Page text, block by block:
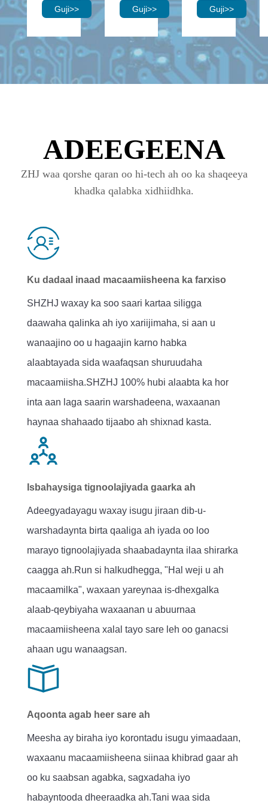
Guji>> Guji>> Guji>>
ADEEGEENA
ZHJ waa qorshe qaran oo hi-tech ah oo ka shaqeeya
khadka qalabka xidhiidhka.
Ku dadaal inaad macaamiisheena ka farxiso
SHZHJ waxay ka soo saari kartaa siligga
daawaha qalinka ah iyo xariijimaha, si aan u
wanaajino oo u hagaajin karno habka
alaabtayada sida waafaqsan shuruudaha
macaamiisha.SHZHJ 100% hubi alaabta ka hor
inta aan laga saarin warshadeena, waxaanan
haynaa shahaado tijaabo ah shixnad kasta.
Isbahaysiga tignoolajiyada gaarka ah
Adeegyadayagu waxay isugu jiraan dib-u-
warshadaynta birta qaaliga ah iyada oo loo
marayo tignoolajiyada shaabadaynta ilaa shirarka
caagga ah.Run si halkudhegga, "Hal weji u ah
macaamilka", waxaan yareynaa is-dhexgalka
alaab-qeybiyaha waxaanan u abuurnaa
macaamiisheena xalal tayo sare leh oo ganacsi
ahaan ugu wanaagsan.
Aqoonta agab heer sare ah
Meesha ay biraha iyo korontadu isugu yimaadaan,
waxaanu macaamiisheena siinaa khibrad gaar ah
oo ku saabsan agabka, sagxadaha iyo
habayntooda dheeraadka ah.Tani waa sida